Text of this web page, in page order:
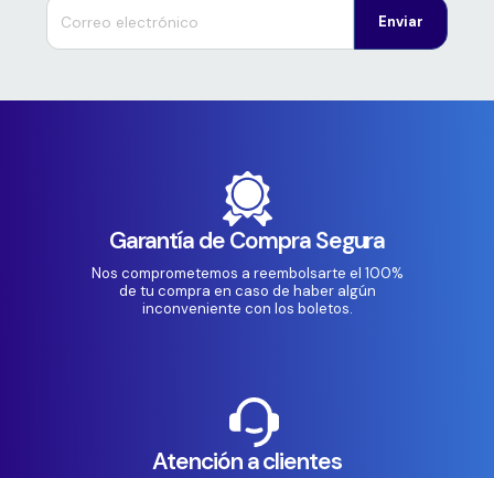
Enviar
Garantía de Compra Segura
Nos comprometemos a reembolsarte el 100%
de tu compra en caso de haber algún
inconveniente con los boletos.
Atención a clientes